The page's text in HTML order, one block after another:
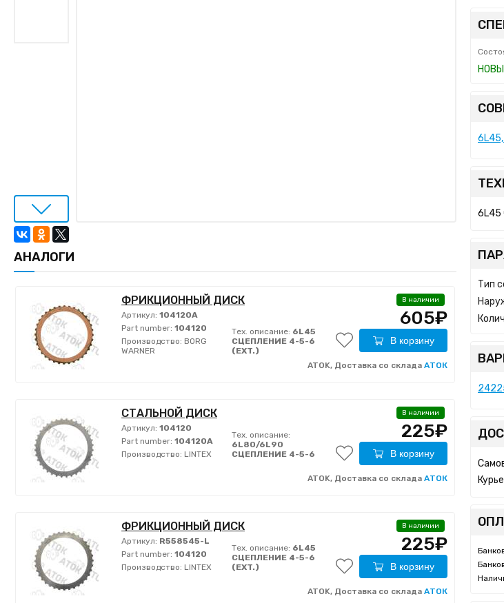
6L45
Тип
АНАЛОГИ
ФРИКЦИОННЫЙ ДИСК
Артикул: 104120A
Part number: 104120
Производство: BORG
WARNER
Тех. описание: 6L45
СЦЕПЛЕНИЕ 4-5-6
(EXT.)
В наличии
605₽
В корзину
ATOK, Доставка со склада АТОК
СТАЛЬНОЙ ДИСК
Артикул: 104120
Part number: 104120A
Производство: LINTEX
Тех. описание:
6L80/6L90
СЦЕПЛЕНИЕ 4-5-6
В наличии
225₽
В корзину
ATOK, Доставка со склада АТОК
ФРИКЦИОННЫЙ ДИСК
Артикул: R558545-L
Part number: 104120
Производство: LINTEX
Тех. описание: 6L45
СЦЕПЛЕНИЕ 4-5-6
(EXT.)
В наличии
225₽
В корзину
ATOK, Доставка со склада АТОК